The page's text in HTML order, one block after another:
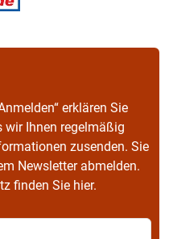
erklären Sie
wir Ihnen regelmäßig
zusenden. Sie
Newsletter abmelden.
finden Sie hier.